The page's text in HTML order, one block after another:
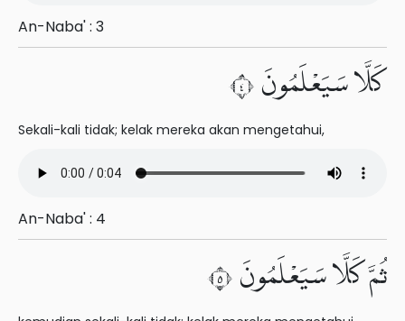
An-Naba' : 3
كَلَّا سَيَعْلَمُونَ ٤
Sekali-kali tidak; kelak mereka akan mengetahui,
An-Naba' : 4
ثُمَّ كَلَّا سَيَعْلَمُونَ ٥